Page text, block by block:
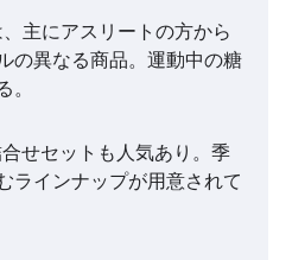
主にアスリートの方から
の異なる商品。運動中の糖
せセットも人気あり。季
ラインナップが用意されて